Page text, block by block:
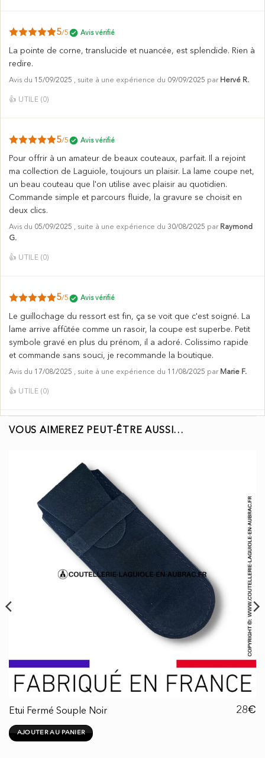
5/5 Avis vérifié
La pointe de corne, translucide et nuancée, est splendide. Rien à
redire.
Avis du 15/09/2025 , suite à une expérience du 09/09/2025 par Hervé R.
👍 UTILE (0)
5/5 Avis vérifié
Pour offrir à un amateur de beaux couteaux, parfait. Il a rejoint
ma collection de Laguiole, toujours un plaisir. La lame coupe net,
un beau couteau que l'on utilise avec plaisir au quotidien.
Commande simple et parcours fluide, la gravure se choisit en
deux clics.
Avis du 05/09/2025 , suite à une expérience du 30/08/2025 par Raymond
G.
👍 UTILE (0)
5/5 Avis vérifié
Le guillochage du ressort est fin, ça se voit que c'est soigné. La
lame arrive affûtée comme un rasoir, la coupe est superbe. Petit
symbole gravé en plus du prénom, il a adoré. Colissimo rapide
et commande sans souci, je recommande la boutique.
Avis du 17/08/2025 , suite à une expérience du 11/08/2025 par Marie F.
👍 UTILE (0)
VOUS AIMEREZ PEUT-ÊTRE AUSSI…
Etui Fermé Souple Noir 28€
AJOUTER AU PANIER